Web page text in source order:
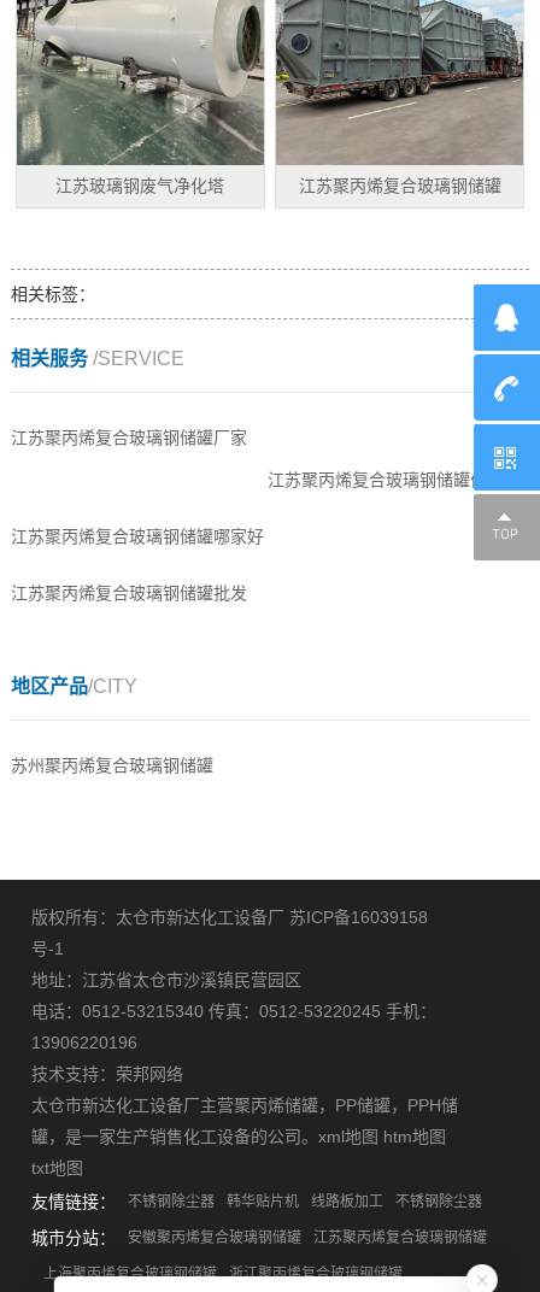
江苏玻璃钢废气净化塔 江苏聚丙烯复合玻璃钢储罐
相关标签：
相关服务/SERVICE
江苏聚丙烯复合玻璃钢储罐厂家
江苏聚丙烯复合玻璃钢储罐价格
江苏聚丙烯复合玻璃钢储罐哪家好
江苏聚丙烯复合玻璃钢储罐批发
地区产品/CITY
苏州聚丙烯复合玻璃钢储罐
版权所有：太仓市新达化工设备厂 苏ICP备16039158
号-1
地址：江苏省太仓市沙溪镇民营园区
电话：0512-53215340 传真：0512-53220245 手机：
13906220196
技术支持： 荣邦网络
太仓市新达化工设备厂主营聚丙烯储罐， PP储罐， PPH储
罐，是一家生产销售化工设备的公司。xml地图 htm地图
txt地图
友情链接：
不锈钢除尘器 韩华贴片机 线路板加工 不锈钢除尘器
城市分站： 安徽聚丙烯复合玻璃钢储罐 江苏聚丙烯复合玻璃钢储罐
上海聚丙烯复合玻璃钢储罐 浙江聚丙烯复合玻璃钢储罐